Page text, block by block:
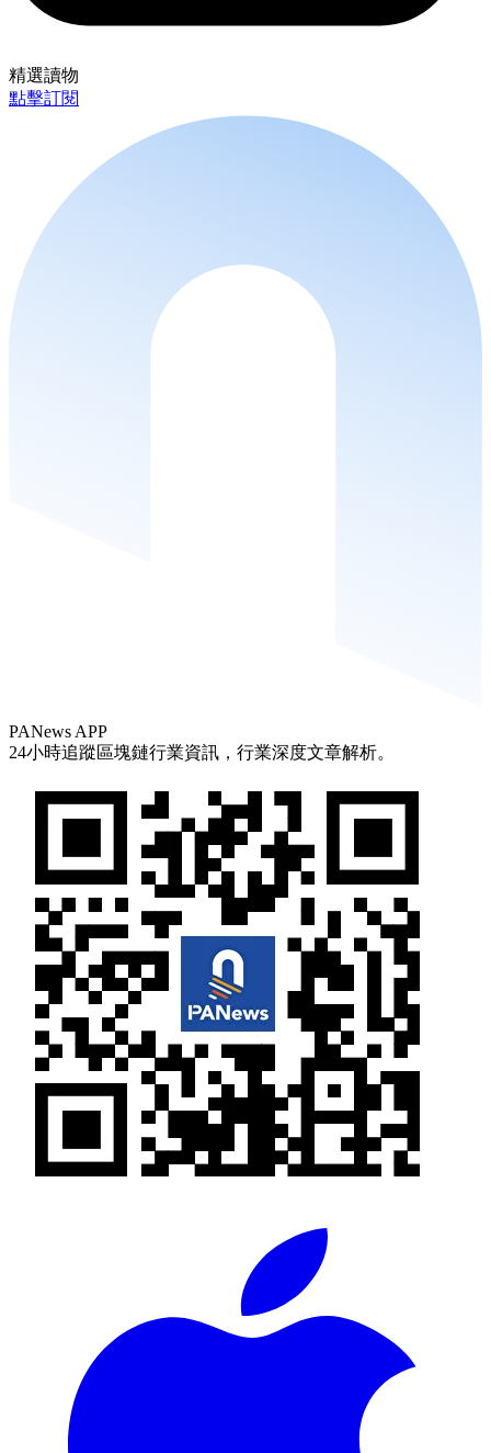
精選讀物
點擊訂閱
PANews APP
24小時追蹤區塊鏈行業資訊，行業深度文章解析。